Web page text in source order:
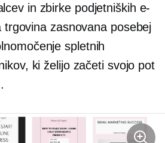
in zbirke podjetniških e-
trgovina zasnovana posebej
spletnih
ki želijo začeti svojo pot